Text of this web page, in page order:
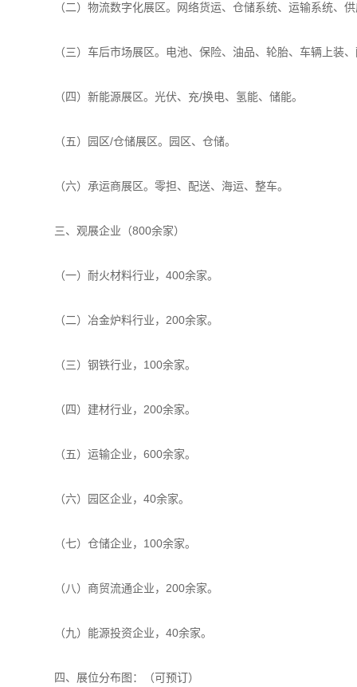
（二）物流数字化展区。网络货运、仓储系统、运输系统、
（三）车后市场展区。电池、保险、油品、轮胎、车辆上装
（四）新能源展区。光伏、充/换电、氢能、储能。
（五）园区/仓储展区。园区、仓储。
（六）承运商展区。零担、配送、海运、整车。
三、观展企业（800余家）
（一）耐火材料行业，400余家。
（二）冶金炉料行业，200余家。
（三）钢铁行业，100余家。
（四）建材行业，200余家。
（五）运输企业，600余家。
（六）园区企业，40余家。
（七）仓储企业，100余家。
（八）商贸流通企业，200余家。
（九）能源投资企业，40余家。
四、展位分布图：（可预订）